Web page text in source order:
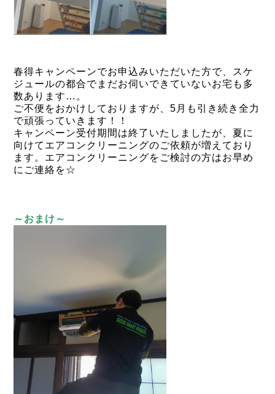
春得キャンペーンでお申込みいただいた方で、スケ
ジュールの都合でまだお伺いできていないお宅も多
数あります…。
ご不便をおかけしておりますが、5月も引き続き全力
で頑張っていきます！！
キャンペーン受付期間は終了いたしましたが、夏に
向けてエアコンクリーニングのご依頼が増えており
ます。エアコンクリーニングをご検討の方はお早め
にご連絡を☆
～おまけ～